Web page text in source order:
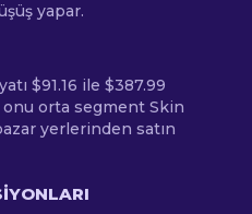
yapar.
$91.16 ile $387.99
onu orta segment Skin
yerlerinden satın